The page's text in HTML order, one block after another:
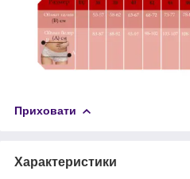
Приховати
Характеристики